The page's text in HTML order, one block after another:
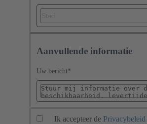
Aanvullende informatie
Uw bericht*
Ik accepteer de Privacybeleid